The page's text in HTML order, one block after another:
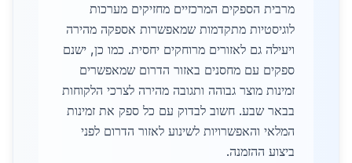
מרבית הספקים המרכזיים מחזיקים מערכות
לוגיסטיות מתקדמות שמאפשרות אספקה מהירה
ויעילה גם לאזורים מרוחקים יחסית. כמו כן, ישנם
ספקים עם מחסנים באזור הדרום שמאפשרים
זמינות מוצר גבוהה ותגובה מהירה לצרכי הלקוחות
בבאר שבע. חשוב לבדוק עם כל ספק את זמינות
המלאי והאפשרויות לשינוע לאזור הדרום לפני
ביצוע ההזמנה.